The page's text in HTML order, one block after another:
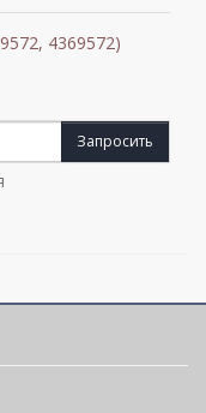
4369572)
Запросить